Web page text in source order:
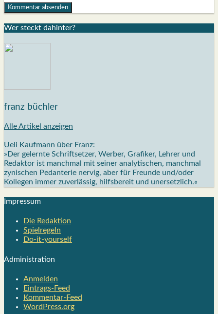
Wer steckt dahin­ter?
franz büchler
Alle Artikel anzeigen
Ueli Kaufmann über Franz:
»Der gelernte Schriftsetzer, Werber, Grafiker, Lehrer und
Redaktor ist manchmal mit seiner analytischen, manchmal
zynischen Pedanterie nervig, aber für Freunde und/oder
Kollegen immer zuverlässig, hilfsbereit und unersetzlich.«
Impres­sum
Die Redak­ti­on
Spiel­re­geln
Do-it-your­s­elf
Admi­nis­tra­ti­on
Anmelden
Eintrags-Feed
Kommentar-Feed
WordPress.org